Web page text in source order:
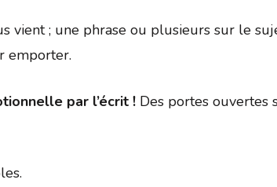
vient ; une phrase ou plusieurs sur le
emporter.
par l’écrit ! Des portes ouvertes